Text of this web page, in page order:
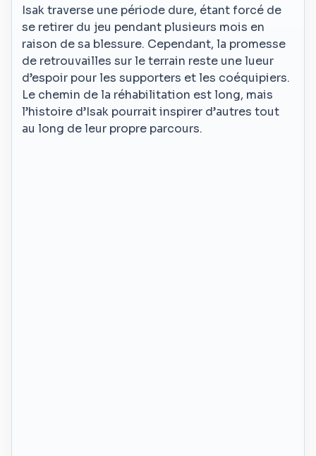
Isak traverse une période dure, étant forcé de
se retirer du jeu pendant plusieurs mois en
raison de sa blessure. Cependant, la promesse
de retrouvailles sur le terrain reste une lueur
d’espoir pour les supporters et les coéquipiers.
Le chemin de la réhabilitation est long, mais
l’histoire d’Isak pourrait inspirer d’autres tout
au long de leur propre parcours.